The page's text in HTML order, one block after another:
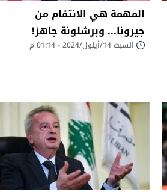
المهمة هي الانتقام من
جيرونا... وبرشلونة جاهز!
السبت 14/أيلول/2024 - 01:14 م